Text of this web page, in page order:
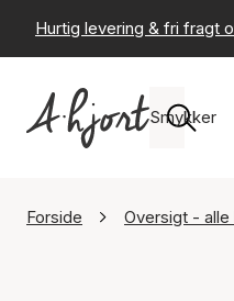
Hurtig levering & fri fragt
Smykker
Forside Oversigt -